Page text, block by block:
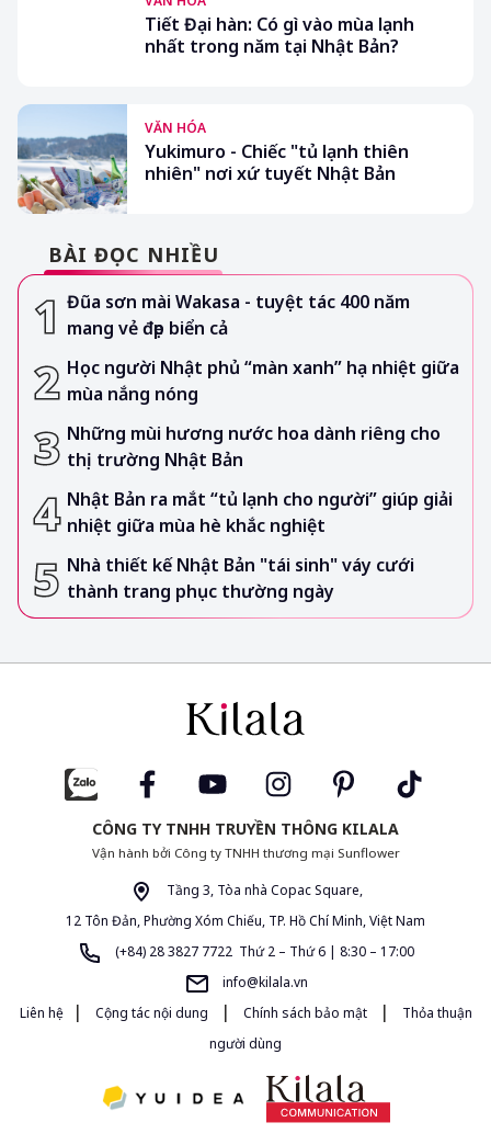
Tiết Đại hàn: Có gì vào mùa lạnh
nhất trong năm tại Nhật Bản?
VĂN HÓA
Yukimuro - Chiếc "tủ lạnh thiên
nhiên" nơi xứ tuyết Nhật Bản
BÀI ĐỌC NHIỀU
Đũa sơn mài Wakasa - tuyệt tác 400 năm
mang vẻ đẹp biển cả
Học người Nhật phủ “màn xanh” hạ nhiệt giữa
mùa nắng nóng
Những mùi hương nước hoa dành riêng cho
thị trường Nhật Bản
Nhật Bản ra mắt “tủ lạnh cho người” giúp giải
nhiệt giữa mùa hè khắc nghiệt
Nhà thiết kế Nhật Bản "tái sinh" váy cưới
thành trang phục thường ngày
CÔNG TY TNHH TRUYỀN THÔNG KILALA
Vận hành bởi Công ty TNHH thương mại Sunflower
Tầng 3, Tòa nhà Copac Square,
12 Tôn Đản, Phường Xóm Chiếu, TP. Hồ Chí Minh, Việt Nam
(+84) 28 3827 7722 Thứ 2 – Thứ 6 | 8:30 – 17:00
info@kilala.vn
Liên hệ
| Cộng tác nội dung | Chính sách bảo mật |
Thỏa thuận
người dùng